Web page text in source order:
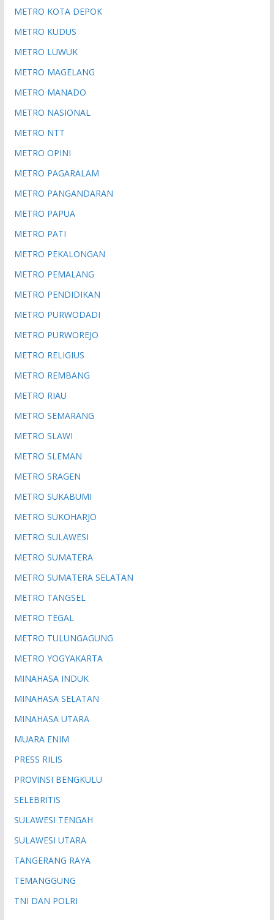
METRO KOTA DEPOK
METRO KUDUS
METRO LUWUK
METRO MAGELANG
METRO MANADO
METRO NASIONAL
METRO NTT
METRO OPINI
METRO PAGARALAM
METRO PANGANDARAN
METRO PAPUA
METRO PATI
METRO PEKALONGAN
METRO PEMALANG
METRO PENDIDIKAN
METRO PURWODADI
METRO PURWOREJO
METRO RELIGIUS
METRO REMBANG
METRO RIAU
METRO SEMARANG
METRO SLAWI
METRO SLEMAN
METRO SRAGEN
METRO SUKABUMI
METRO SUKOHARJO
METRO SULAWESI
METRO SUMATERA
METRO SUMATERA SELATAN
METRO TANGSEL
METRO TEGAL
METRO TULUNGAGUNG
METRO YOGYAKARTA
MINAHASA INDUK
MINAHASA SELATAN
MINAHASA UTARA
MUARA ENIM
PRESS RILIS
PROVINSI BENGKULU
SELEBRITIS
SULAWESI TENGAH
SULAWESI UTARA
TANGERANG RAYA
TEMANGGUNG
TNI DAN POLRI